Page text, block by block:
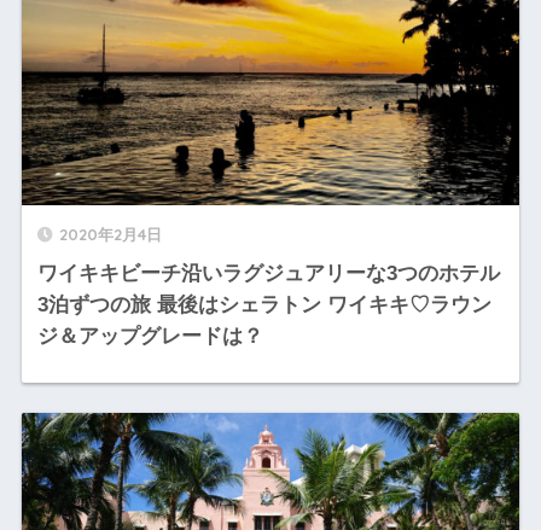
2020年2月4日
ワイキキビーチ沿いラグジュアリーな3つのホテル
3泊ずつの旅 最後はシェラトン ワイキキ♡ラウン
ジ＆アップグレードは？